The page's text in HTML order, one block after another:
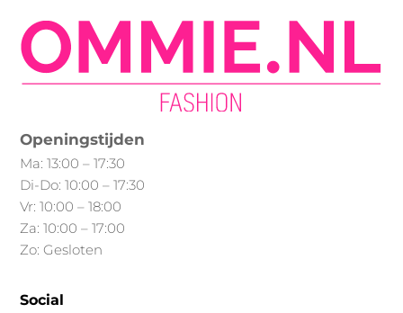
optie
kan
gekozen
worden
de
Openingstijden
Ma: 13:00 – 17:30
Di-Do: 10:00 – 17:30
Vr: 10:00 – 18:00
Za: 10:00 – 17:00
Zo: Gesloten
Social